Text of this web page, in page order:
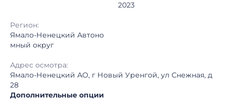
2023
Регион:
Ямало-Ненецкий Автоно
мный округ
Адрес осмотра:
Ямало-Ненецкий АО, г Новый Уренгой, ул Снежная, д
28
Дополнительные опции